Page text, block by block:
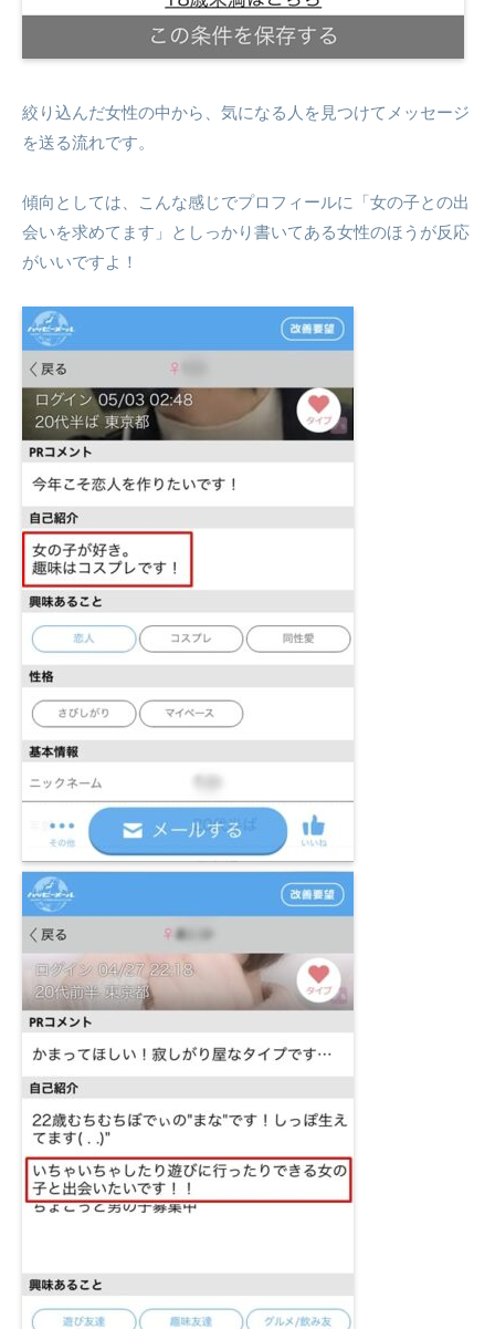
絞り込んだ女性の中から、気になる人を見つけてメッセージ
を送る流れです。
傾向としては、こんな感じでプロフィールに「女の子との出
会いを求めてます」としっかり書いてある女性のほうが反応
がいいですよ！